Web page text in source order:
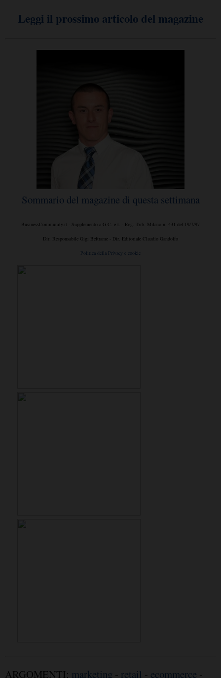
Leggi il prossimo articolo del magazine
Sommario del magazine di questa settimana
BusinessCommunity.it - Supplemento a G.C. e t. - Reg. Trib. Milano n. 431 del 19/7/97
Dir. Responsabile Gigi Beltrame - Dir. Editoriale Claudio Gandolfo
Politica della Privacy e cookie
ARGOMENTI: marketing - retail - ecommerce -